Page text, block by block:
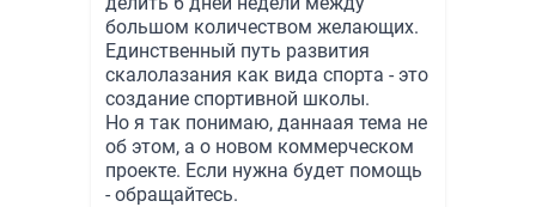
большом количеством желающих.
Единственный путь развития
скалолазания как вида спорта - это
создание спортивной школы.
Но я так понимаю, даннаая тема не
об этом, а о новом коммерческом
проекте. Если нужна будет помощь
- обращайтесь.